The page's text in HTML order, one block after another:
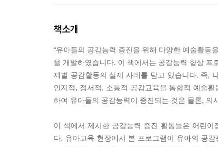
책소개
“유아들의 공감능력 증진을 위해 다양한 예술활동
을 개발하였습니다. 이 책에서는 공감능력 향상
제별 공감활동의 실제 사례를 담고 있습니다. 즉,
인지적, 정서적, 소통적 공감교육을 통합적 예술
하여 유아들의 공감능력이 증진되는 것은 물론,
이 책에서 제시한 공감능력 증진 활동들은 어린
다. 유아교육 현장에서 본 프로그램이 유아의 공